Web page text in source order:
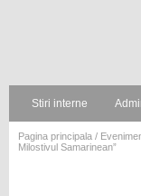
Stiri interne
Pagina principala /
Milostivul Samarinean”